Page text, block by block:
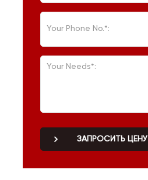
ЗАПРОСИТЬ ЦЕНУ